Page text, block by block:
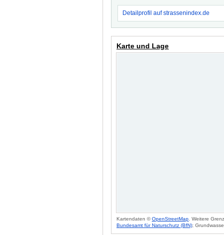
Detailprofil auf strassenindex.de
Karte und Lage
Kartendaten ©OpenStreetMap . Weitere
Bundesamt für Naturschutz (BfN);